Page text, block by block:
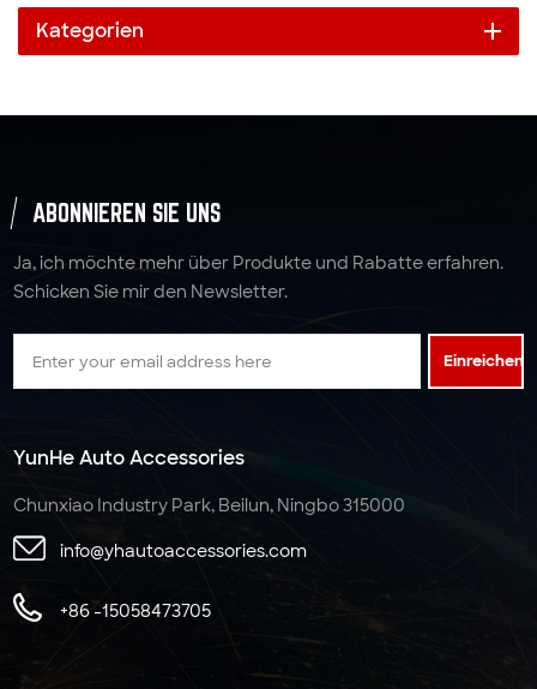
Kategorien
ABONNIEREN SIE UNS
Ja, ich möchte mehr über Produkte und Rabatte erfahren.
Schicken Sie mir den Newsletter.
Einreichen
YunHe Auto Accessories
Chunxiao Industry Park, Beilun, Ningbo 315000
info@yhautoaccessories.com
+86 -15058473705